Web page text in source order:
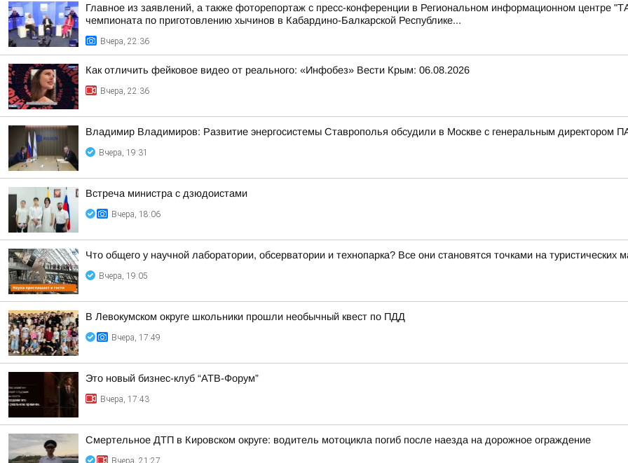
Главное из заявлений, а также фоторепортаж с пресс-конференции в Региональном информационном центре
чемпионата по приготовлению хычинов в Кабардино-Балкарской Республике...
Вчера, 22:36
Как отличить фейковое видео от реального: «Инфобез» Вести Крым: 06.08.2026
Вчера, 22:36
Владимир Владимиров: Развитие энергосистемы Ставрополья обсудили в Москве с генеральным
Вчера, 19:31
Встреча министра с дзюдоистами
Вчера, 18:06
Что общего у научной лаборатории, обсерватории и технопарка? Все они становятся точками на туристических
Вчера, 19:05
В Левокумском округе школьники прошли необычный квест по ПДД
Вчера, 17:49
Это новый бизнес-клуб “АТВ-Форум”
Вчера, 17:43
Смертельное ДТП в Кировском округе: водитель мотоцикла погиб после наезда на дорожное ограждение
Вчера, 21:27